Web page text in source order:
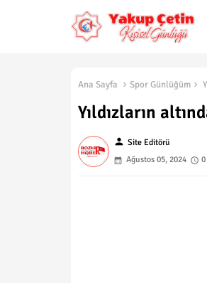
Ana Sayfa Spor Günlüğüm
Yıldızların
person Site Editörü
Ağustos 05, 2024